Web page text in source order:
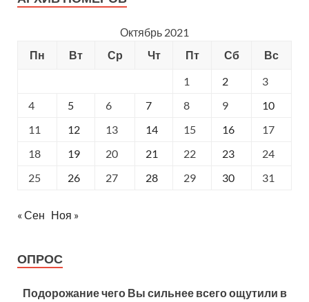
Октябрь 2021
Пн
Вт Ср Чт Пт Сб
Вс
1
2
3
4
5 6 7 8 9
10
11
12 13 14 15 16
17
18
19 20 21 22 23
24
25
26 27 28 29 30 31
« Сен Ноя »
ОПРОС
Подорожание чего Вы сильнее всего ощутили в